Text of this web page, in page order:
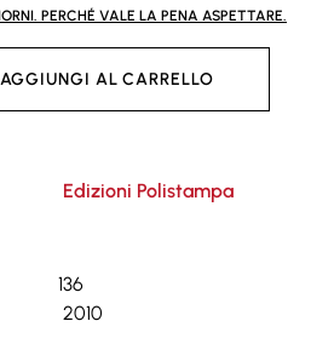
PERCHÉ VALE LA PENA ASPETTARE.
AGGIUNGI AL CARRELLO
Edizioni Polistampa
136
2010